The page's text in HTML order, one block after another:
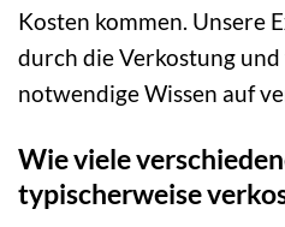
Kosten kommen. Unsere
durch die Verkostung
notwendige Wissen auf
Wie viele
typischerweise